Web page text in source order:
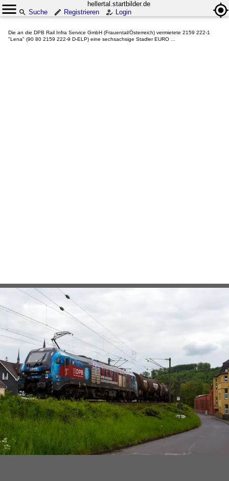
hellertal.startbilder.de
Suche
Registrieren Login
Die an die DPB Rail Infra Service GmbH (Frauental/Österreich) vermietete 2159 222-1
"Lena" (90 80 2159 222-9 D-ELP) eine sechsachsige Stadler EURO ...